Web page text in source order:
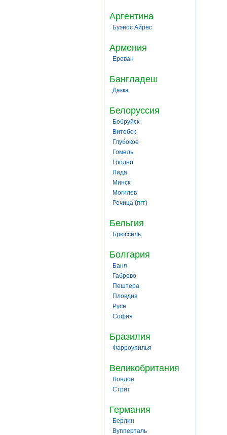
Аргентина
Буэнос Айрес
Армения
Ереван
Бангладеш
Дакка
Белоруссия
Бобруйск
Витебск
Глубокое
Гомель
Гродно
Лида
Минск
Могилев
Речица (пгт)
Бельгия
Брюссель
Болгария
Баня
Габрово
Пештера
Пловдив
Русе
София
Бразилия
Фарроупилья
Великобритания
Лондон
Стрит
Германия
Берлин
Вупперталь